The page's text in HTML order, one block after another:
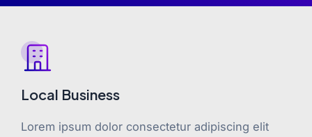
Local Business
Lorem ipsum dolor consectetur adipiscing elit